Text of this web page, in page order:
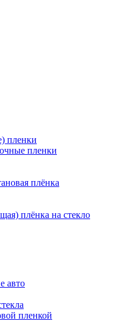
пленки
пленки
плёнка
плёнка на стекло
авто
пленкой